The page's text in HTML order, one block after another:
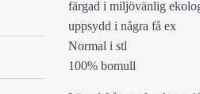
färgad i miljövänlig
uppsydd i några få ex
Normal i stl
100% bomull